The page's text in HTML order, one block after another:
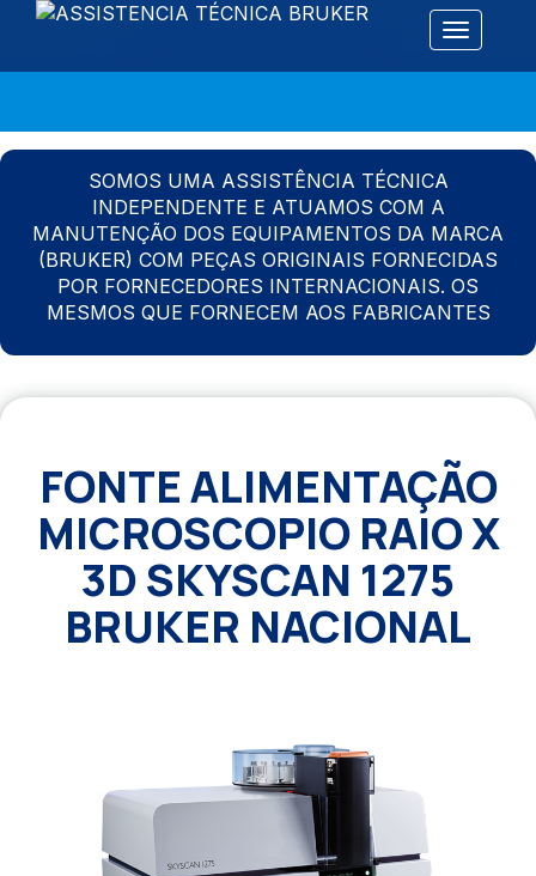
Alternar
SOMOS UMA ASSISTÊNCIA TÉCNICA
INDEPENDENTE E ATUAMOS COM A
MANUTENÇÃO DOS EQUIPAMENTOS DA MARCA
(BRUKER) COM PEÇAS ORIGINAIS FORNECIDAS
POR FORNECEDORES INTERNACIONAIS. OS
MESMOS QUE FORNECEM AOS FABRICANTES
FONTE ALIMENTAÇÃO
MICROSCOPIO RAIO X
3D SKYSCAN 1275
BRUKER NACIONAL